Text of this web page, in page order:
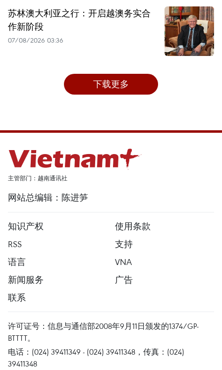
苏林澳大利亚之行：开启越澳务实合
作新阶段
07/08/2026 03:36
下载更多
主管部门：越南通讯社
网站总编辑：陈进笋
知识产权
使用条款
RSS
支持
语言
VNA
新闻服务
广告
联系
许可证号：信息与通信部2008年9月11日颁发的1374/GP-
BTTTT。
电话：(024) 39411349 - (024) 39411348，传真：(024)
39411348